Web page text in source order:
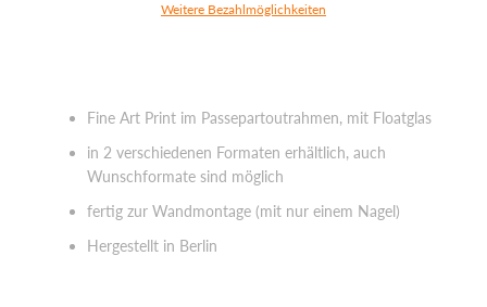
Fine Art Print im Passepartoutrahmen, mit Floatglas
in 2 verschiedenen Formaten erhältlich, auch
Wunschformate sind möglich
fertig zur Wandmontage (mit nur einem Nagel)
Hergestellt in Berlin
Weitere Bezahlmöglichkeiten